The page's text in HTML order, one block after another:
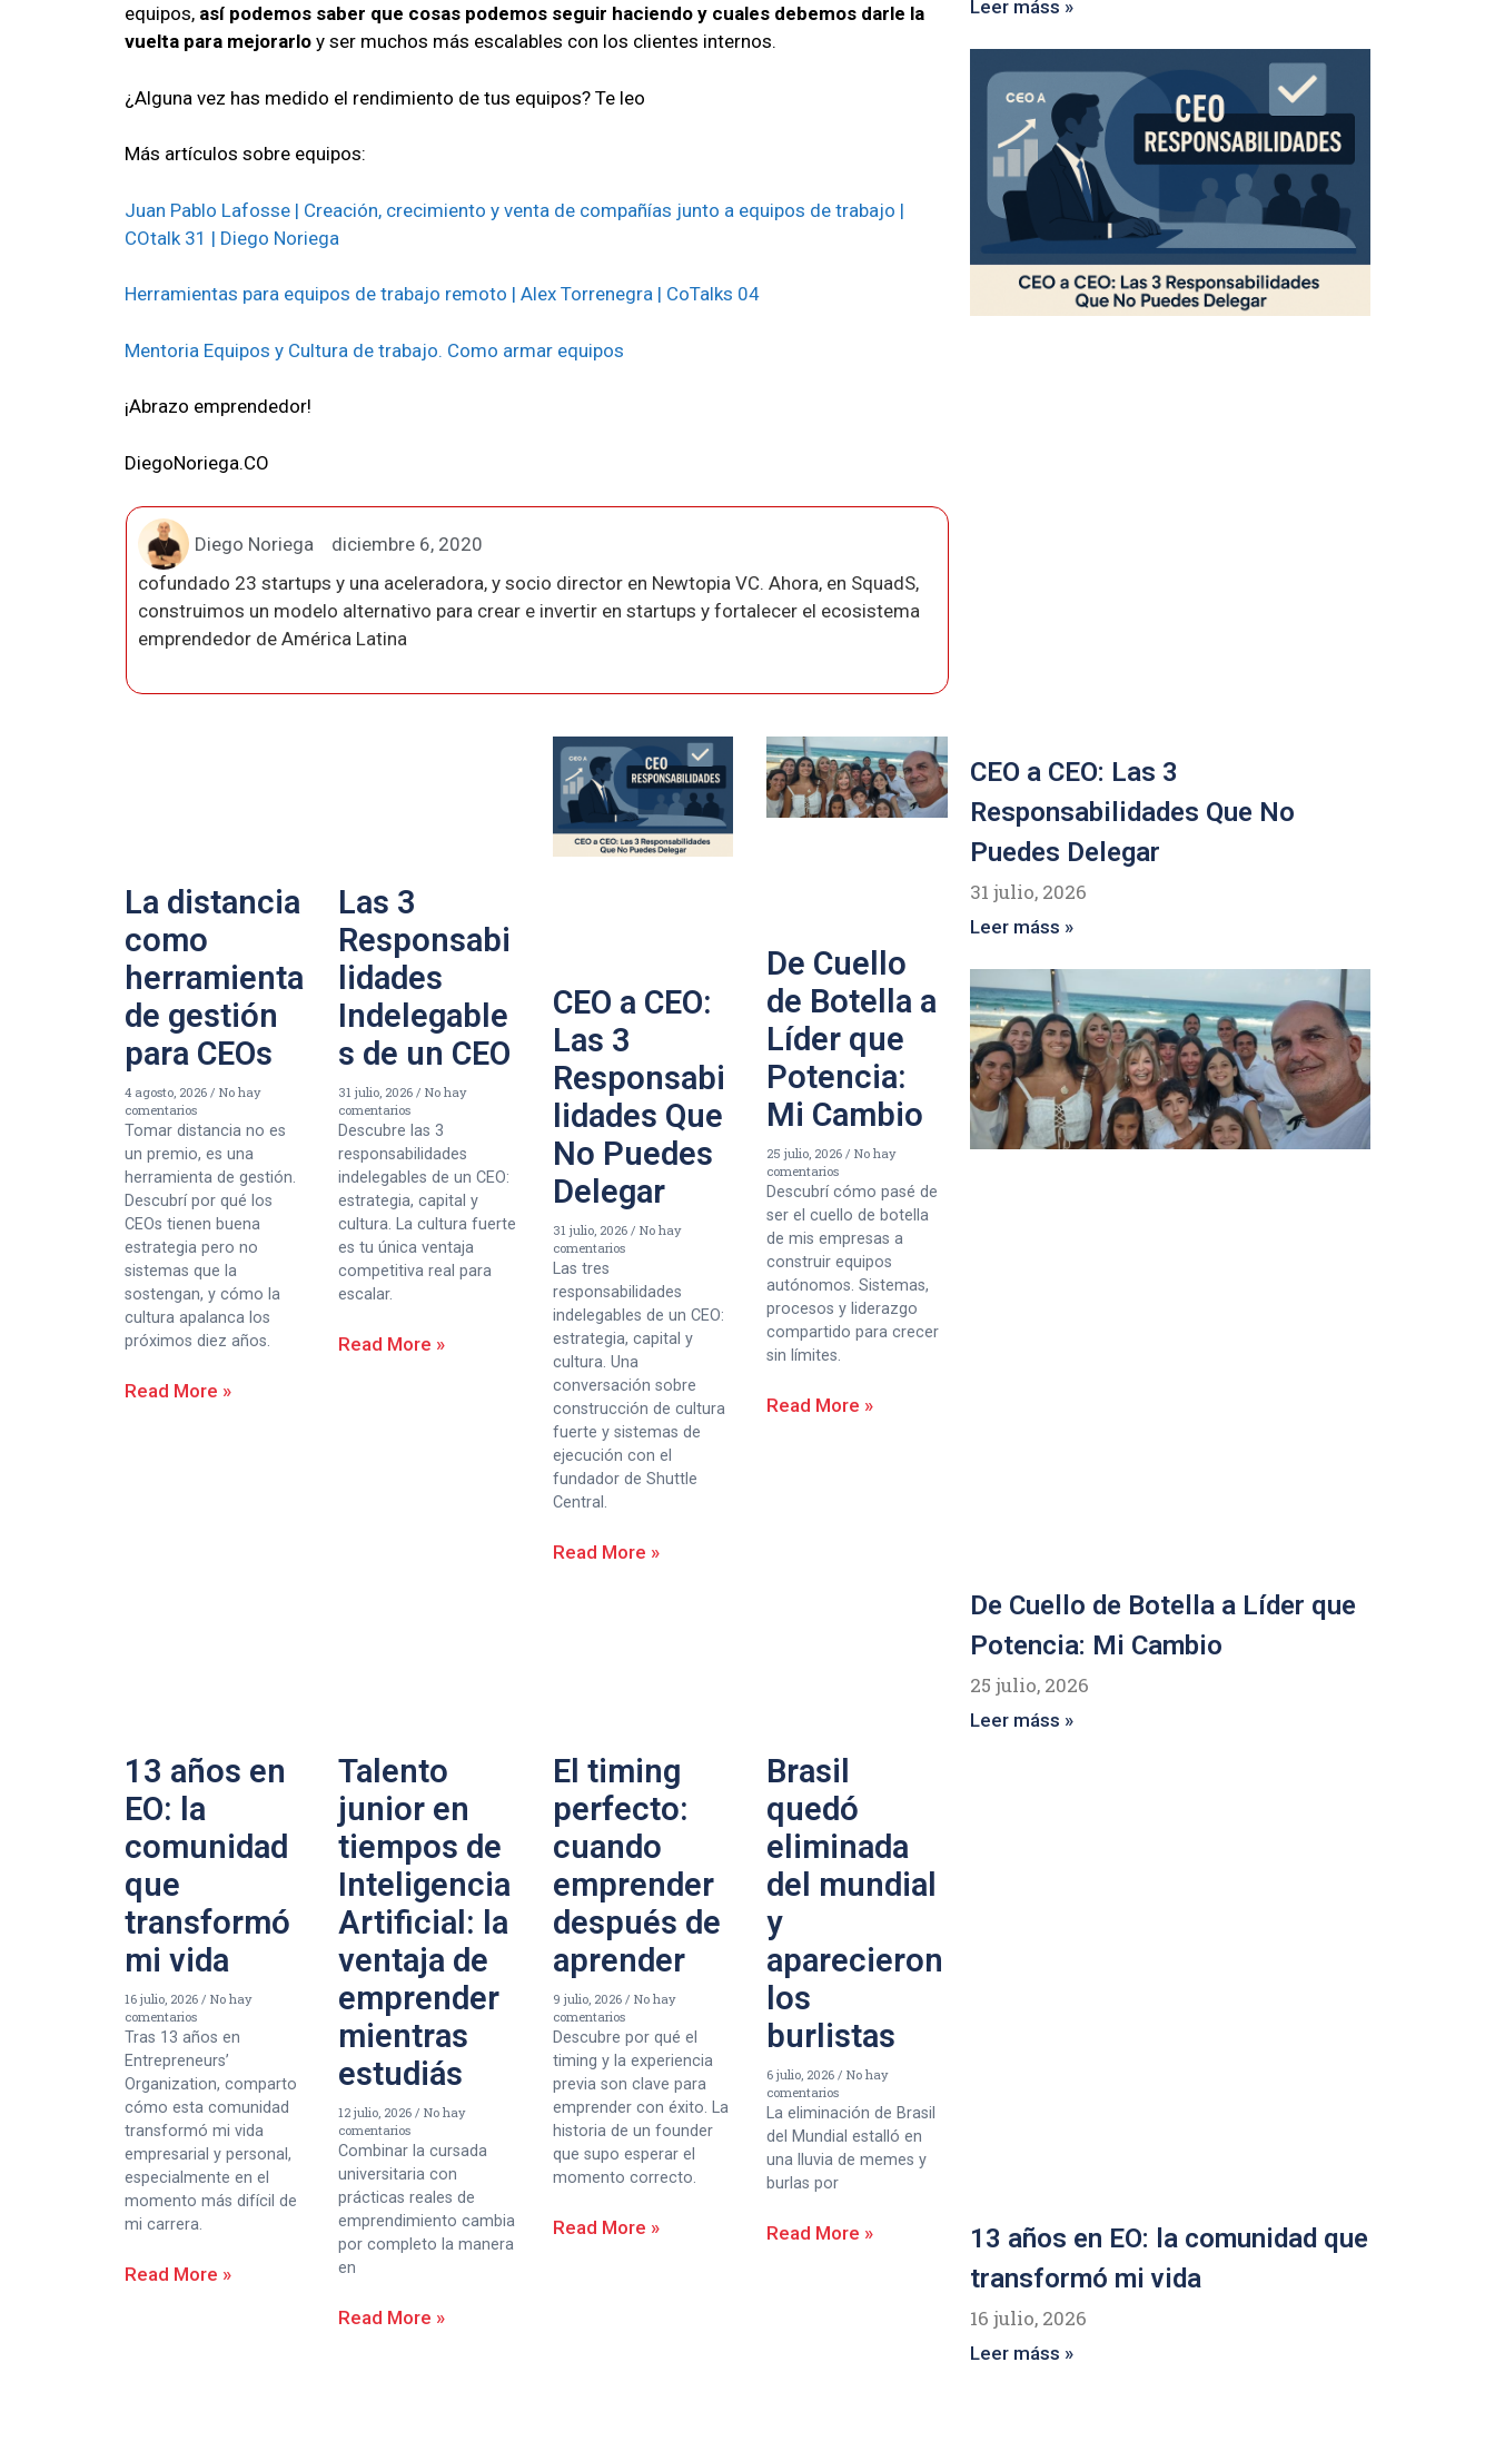
equipos, así podemos saber que cosas podemos seguir haciendo y cuales debemos darle la
vuelta para mejorarlo y ser muchos más escalables con los clientes internos.
¿Alguna vez has medido el rendimiento de tus equipos? Te leo
Más artículos sobre equipos:
Juan Pablo Lafosse | Creación, crecimiento y venta de compañías junto a equipos de trabajo |
COtalk 31 | Diego Noriega
Herramientas para equipos de trabajo remoto | Alex Torrenegra | CoTalks 04
Mentoria Equipos y Cultura de trabajo. Como armar equipos
¡Abrazo emprendedor!
DiegoNoriega.CO
Diego Noriega
diciembre 6, 2020
cofundado 23 startups y una aceleradora, y socio director en Newtopia VC. Ahora, en SquadS,
construimos un modelo alternativo para crear e invertir en startups y fortalecer el ecosistema
emprendedor de América Latina
La distancia
como
herramienta
de gestión
para CEOs
4 agosto, 2026
No hay
comentarios
Tomar distancia no es
un premio, es una
herramienta de gestión.
Descubrí por qué los
CEOs tienen buena
estrategia pero no
sistemas que la
sostengan, y cómo la
cultura apalanca los
próximos diez años.
Read More »
Las 3
Responsabi
lidades
Indelegable
s de un CEO
31 julio, 2026 No hay
comentarios
Descubre las 3
responsabilidades
indelegables de un CEO:
estrategia, capital y
cultura. La cultura fuerte
es tu única ventaja
competitiva real para
escalar.
Read More »
CEO a CEO:
Las 3
Responsabi
lidades Que
No Puedes
Delegar
31 julio, 2026
No hay
comentarios
Las tres
responsabilidades
indelegables de un CEO:
estrategia, capital y
cultura. Una
conversación sobre
construcción de cultura
fuerte y sistemas de
ejecución con el
fundador de Shuttle
Central.
Read More »
De Cuello
de Botella a
Líder que
Potencia:
Mi Cambio
25 julio, 2026 No hay
comentarios
Descubrí cómo pasé de
ser el cuello de botella
de mis empresas a
construir equipos
autónomos. Sistemas,
procesos y liderazgo
compartido para crecer
sin límites.
Read More »
13 años en
EO: la
comunidad
que
transformó
mi vida
16 julio, 2026
No hay
comentarios
Tras 13 años en
Entrepreneurs’
Organization, comparto
cómo esta comunidad
transformó mi vida
empresarial y personal,
especialmente en el
momento más difícil de
mi carrera.
Read More »
Talento
junior en
tiempos de
Inteligencia
Artificial: la
ventaja de
emprender
mientras
estudiás
12 julio, 2026 No hay
comentarios
Combinar la cursada
universitaria con
prácticas reales de
emprendimiento cambia
por completo la manera
en
Read More »
El timing
perfecto:
cuando
emprender
después de
aprender
9 julio, 2026
No hay
comentarios
Descubre por qué el
timing y la experiencia
previa son clave para
emprender con éxito. La
historia de un founder
que supo esperar el
momento correcto.
Read More »
Brasil
quedó
eliminada
del mundial
y
aparecieron
los
burlistas
6 julio, 2026 No hay
comentarios
La eliminación de Brasil
del Mundial estalló en
una lluvia de memes y
burlas por
Read More »
Leer máss »
CEO a CEO: Las 3
Responsabilidades Que No
Puedes Delegar
31 julio, 2026
Leer máss »
De Cuello de Botella a Líder que
Potencia: Mi Cambio
25 julio, 2026
Leer máss »
13 años en EO: la comunidad que
transformó mi vida
16 julio, 2026
Leer máss »